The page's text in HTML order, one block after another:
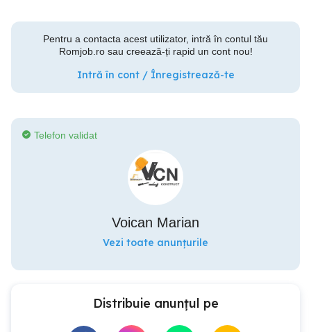
Pentru a contacta acest utilizator, intră în contul tău
Romjob.ro sau creează-ți rapid un cont nou!
Intră în cont / Înregistrează-te
Telefon validat
Voican Marian
Vezi toate anunțurile
Distribuie anunțul pe